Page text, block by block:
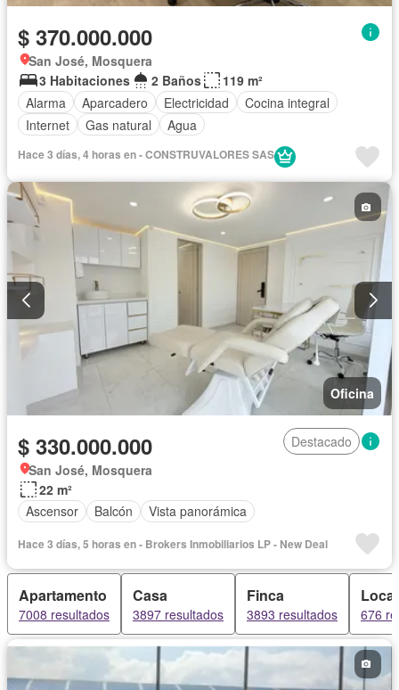
$ 370.000.000
San José, Mosquera
3 Habitaciones
2 Baños
119 m²
Alarma
Aparcadero Electricidad
Cocina integral
Internet
Gas natural Agua
Hace 3 días, 4 horas en - CONSTRUVALORES SAS
Oficina
$ 330.000.000
Destacado
San José, Mosquera
22 m²
Ascensor
Balcón Vista panorámica
Hace 3 días, 5 horas en - Brokers Inmobiliarios LP - New Deal
Apartamento
7008 resultados
Casa
3897 resultados
Finca
3893 resultados
Local
676